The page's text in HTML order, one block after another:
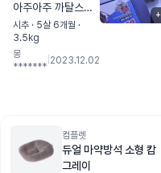
아주아주 까탈스런
아가씨입니다. 사료
는 맘에 안들면 이틀
이고 삼일이고 안먹
많이 예민한 아이인
대.. 도움이 되면 좋
시추 · 5살 6개월 ·
3.5kg
몽
*******
2023.12.02
+
컴플렛
듀얼 마약방석 소형 캄
그레이